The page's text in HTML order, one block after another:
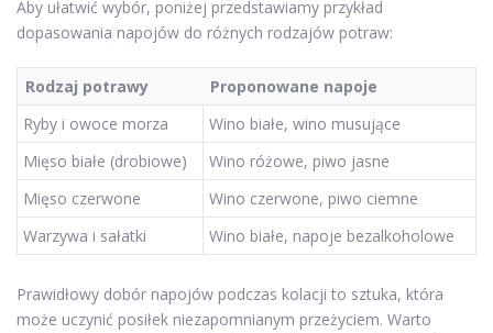
Aby ułatwić wybór, poniżej przedstawiamy przykład
dopasowania napojów do różnych rodzajów potraw:
Rodzaj potrawy
Proponowane napoje
Ryby i owoce morza
Wino białe, wino musujące
Mięso białe (drobiowe)
Wino różowe, piwo jasne
Mięso czerwone
Wino czerwone, piwo ciemne
Warzywa i sałatki
Wino białe, napoje bezalkoholowe
Prawidłowy dobór napojów podczas kolacji to sztuka, która
może uczynić posiłek niezapomnianym przeżyciem. Warto